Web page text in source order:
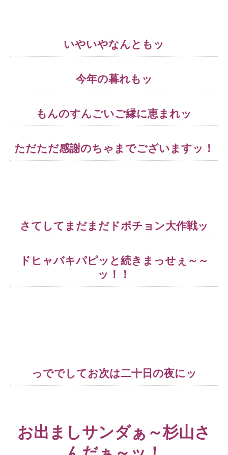
いやいやなんともッ
今年の暮れもッ
もんのすんごいご縁に恵まれッ
ただただ感謝のちゃまでございますッ！
さてしてまだまだドボチョン大作戦ッ
ドヒャバキパピッと続きまっせぇ～～
ッ！！
っででしてお次は二十日の夜にッ
お出ましサンダぁ～杉山さ